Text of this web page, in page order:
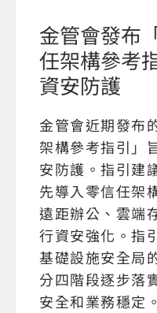
金管會發布
任架構參考
資安防護
金管會近期發布
架構參考指引」
安防護。指引建
先導入零信任架
遠距辦公、雲端
行資安強化。指
基礎設施安全局
分四階段逐步落
安全和業務穩定